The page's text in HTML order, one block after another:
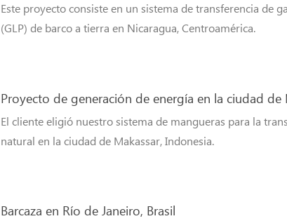
Este proyecto consiste en un sistema de transferencia de
(GLP) de barco a tierra en Nicaragua, Centroamérica.
Proyecto de generación de energía en la ciudad de
El cliente eligió nuestro sistema de mangueras para la
natural en la ciudad de Makassar, Indonesia.
Barcaza en Río de Janeiro, Brasil